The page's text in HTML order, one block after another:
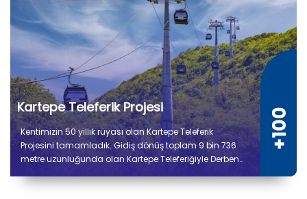
Kartepe Teleferik Projesi
Kentimizin 50 yıllık rüyası olan Kartepe Teleferik
Projesini tamamladık. Gidiş dönüş toplam 9 bin 736
metre uzunluğunda olan Kartepe Teleferiğiyle Derbent